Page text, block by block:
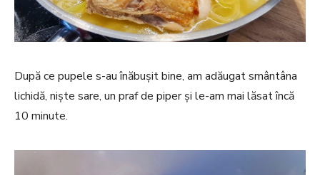
După ce pupele s-au înăbușit bine, am adăugat smântâna
lichidă, niște sare, un praf de piper și le-am mai lăsat încă
10 minute.